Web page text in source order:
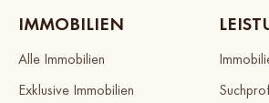
IMMOBILIEN
Alle Immobilien
Exklusive Immobilien